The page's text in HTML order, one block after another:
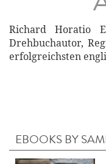
Richard Horatio
Drehbuchautor,
erfolgreichsten
EBOOKS BY